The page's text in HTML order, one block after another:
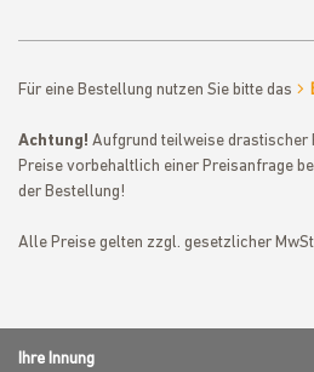
Für eine Bestellung nutzen Sie bitte das
Achtung! Aufgrund teilweise drastischer
Preise vorbehaltlich einer Preisanfrage
der Bestellung!
Alle Preise gelten zzgl. gesetzlicher
Ihre Innung